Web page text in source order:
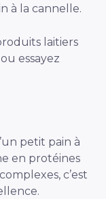
à la cannelle.
laitiers
essayez
petit pain à
en protéines
c’est